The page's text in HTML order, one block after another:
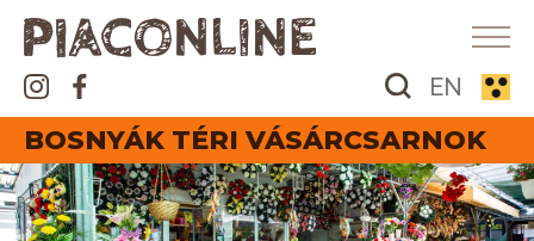
EN
BOSNYÁK TÉRI VÁSÁRCSARNOK